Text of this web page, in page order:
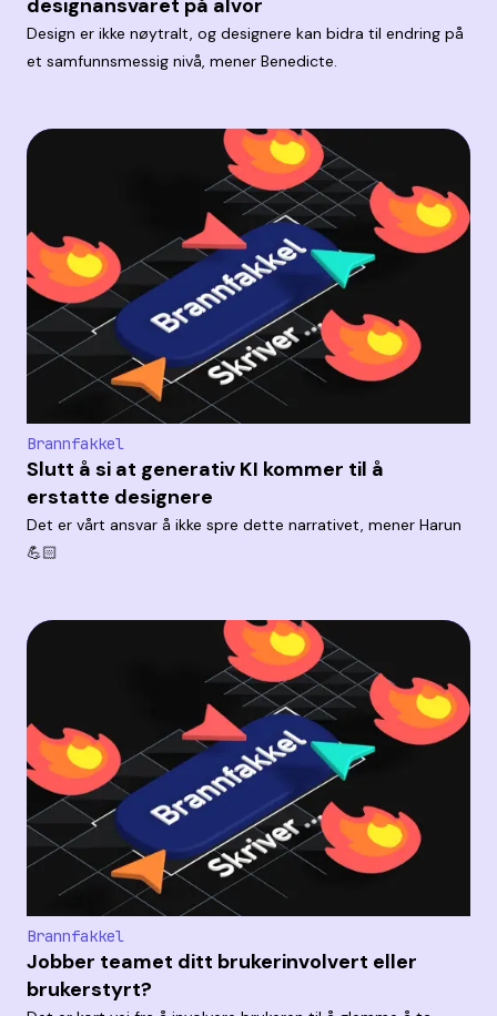
Design er ikke nøytralt, og designere kan bidra til endring på
et samfunnsmessig nivå, mener Benedicte.
Brannfakkel
Slutt å si at generativ KI kommer til å
erstatte designere
Det er vårt ansvar å ikke spre dette narrativet, mener Harun
💪🏻
Brannfakkel
Jobber teamet ditt brukerinvolvert eller
brukerstyrt?